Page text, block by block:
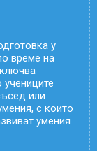
у
време на
учениците
или
с които
умения